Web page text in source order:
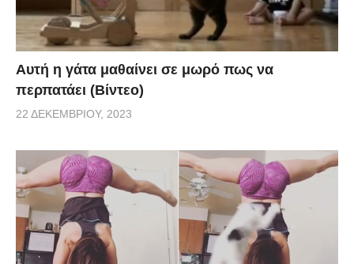
Αυτή η γάτα μαθαίνει σε μωρό πως να
περπατάει (Βίντεο)
22 ΔΕΚΕΜΒΡΊΟΥ, 2023